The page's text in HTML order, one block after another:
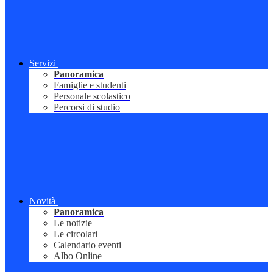
Servizi
Panoramica
Famiglie e studenti
Personale scolastico
Percorsi di studio
Novità
Panoramica
Le notizie
Le circolari
Calendario eventi
Albo Online